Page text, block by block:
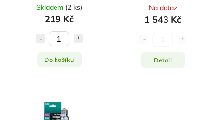
Skladem (2 ks)
219 Kč
Do košíku
Na dotaz
1 543 Kč
Detail